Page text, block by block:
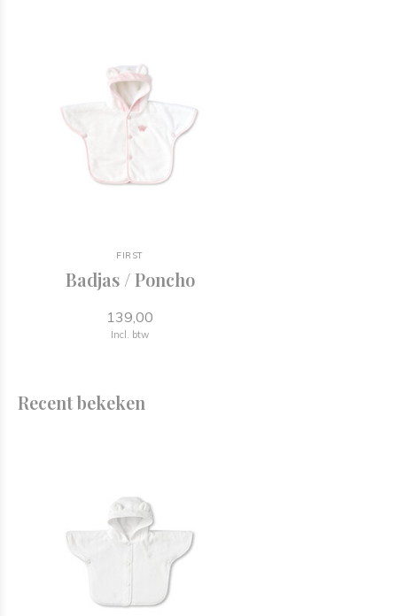
FIRST
Badjas / Poncho
139,00
Incl. btw
Recent bekeken